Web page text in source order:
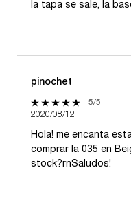
la tapa se sale, la
pinochet
5 de 5 estrellas.5/5
2020/08/12
Hola! me encanta
comprar la 035 en
stock?rnSaludos!